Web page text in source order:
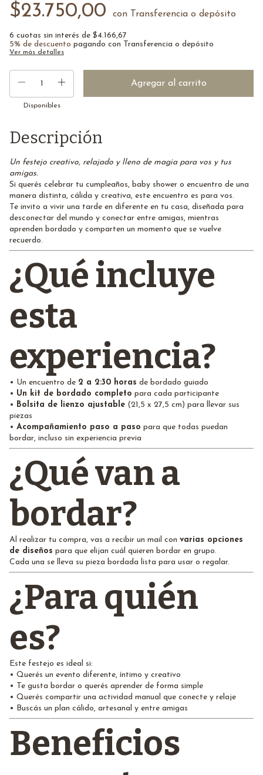
$23.750,00 con Transferencia o depósito
6 cuotas sin interés de $4.166,67
5% de descuento pagando con Transferencia o depósito
Ver más detalles
Disponibles
Descripción
Un festejo creativo, relajado y lleno de magia para vos y tus
amigas.
Si querés celebrar tu cumpleaños, baby shower o encuentro de una
manera distinta, cálida y creativa, este encuentro es para vos.
Te invito a vivir una tarde en diferente en tu casa, diseñada para
desconectar del mundo y conectar entre amigas, mientras
aprenden bordado y comparten un momento que se vuelve
recuerdo.
¿Qué incluye
esta
experiencia?
• Un encuentro de 2 a 2:30 horas de bordado guiado
• Un kit de bordado completo para cada participante
• Bolsita de lienzo ajustable (21,5 x 27,5 cm) para llevar sus
piezas
• Acompañamiento paso a paso para que todas puedan
bordar, incluso sin experiencia previa
¿Qué van a
bordar?
Al realizar tu compra, vas a recibir un mail con varias opciones
de diseños para que elijan cuál quieren bordar en grupo.
Cada una se lleva su pieza bordada lista para usar o regalar.
¿Para quién
es?
Este festejo es ideal si:
• Querés un evento diferente, íntimo y creativo
• Te gusta bordar o querés aprender de forma simple
• Querés compartir una actividad manual que conecte y relaje
• Buscás un plan cálido, artesanal y entre amigas
Beneficios